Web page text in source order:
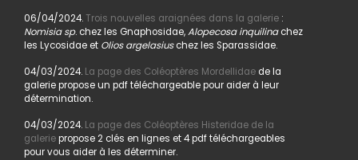
06/04/2024.Trois nouvelles araignées dans la galerie:
Nomisia sp. chez les Gnaphosidae,Alopecosa inquilinachez
les Lycosidae et Olios argelasiuschez les Sparassidae.
04/03/2024. La page des Coléoptères Mordellidaede la
galerie propose un pdf téléchargeable pour aider à leur
détermination.
04/03/2024. La page des Coléoptères Histeridae de la
galeriepropose 2 clés en lignes et 4 pdf téléchargeables
pour vous aider à les déterminer.